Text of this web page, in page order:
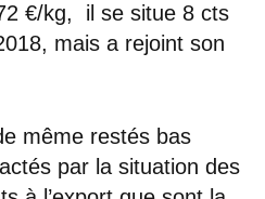
€/kg, il se situe 8 cts
mais a rejoint son
même restés bas
par la situation des